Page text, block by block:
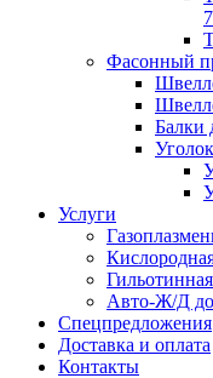
Фасонный
Балки
Услуги
Авто-Ж/Д
Спецпредложения
Доставка и оплата
Контакты